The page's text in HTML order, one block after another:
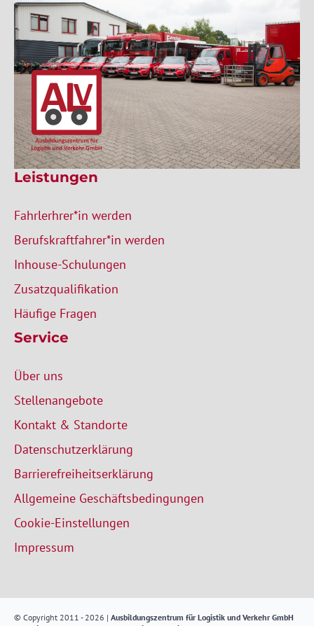
Leistungen
Fahrlerhrer*in werden
Berufskraftfahrer*in werden
Inhouse-Schulungen
Zusatzqualifikation
Häufige Fragen
Service
Über uns
Stellenangebote
Kontakt & Standorte
Datenschutzerklärung
Barrierefreiheitserklärung
Allgemeine Geschäftsbedingungen
Cookie-Einstellungen
Impressum
© Copyright 2011 - 2026 | Ausbildungszentrum für Logistik und Verkehr GmbH